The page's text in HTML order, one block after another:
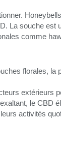
. La souche est
comme
florales, la
extérieurs
leCBD
activités